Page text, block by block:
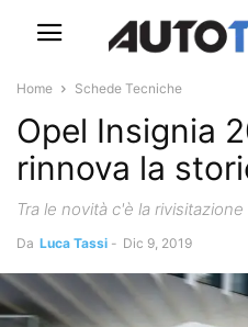
Home Schede Tecniche
Opel Insignia
rinnova la
Tra le novità c'è la
Da Luca Tassi - Dic 9, 2019